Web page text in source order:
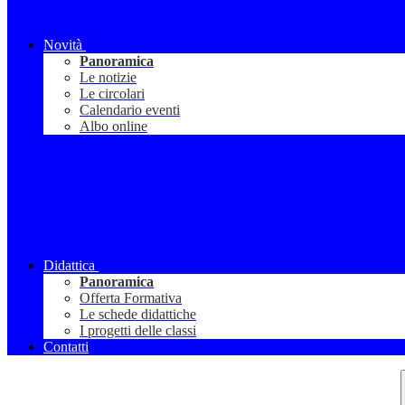
Novità
Panoramica
Le notizie
Le circolari
Calendario eventi
Albo online
Didattica
Panoramica
Offerta Formativa
Le schede didattiche
I progetti delle classi
Contatti